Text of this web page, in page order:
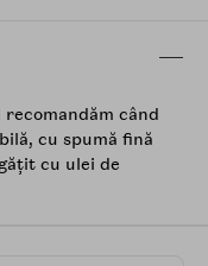
recomandăm când
cu spumă fină
cu ulei de